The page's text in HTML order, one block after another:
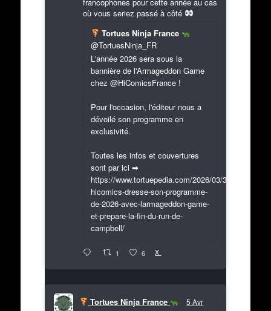
où vous seriez passé à côté
Tortues Ninja France
@TortuesNinja_FR
L'année 2026 sera sous la
bannière de l'Armageddon Game
chez @HiComicsFrance !
Pour l'occasion, l'éditeur nous a
dévoilé son programme en
exclusivité.
Toutes les infos et couvertures
sont par ici ➡
https://www.tortuepedia.com/2026/03/31/exclusif-
hicomics-dresse-son-programme-
de-2026-avec-larmageddon-game-
et-prepare-la-fin-du-run-de-
campbell/
1 6 X
Tortues Ninja France 5 Avr